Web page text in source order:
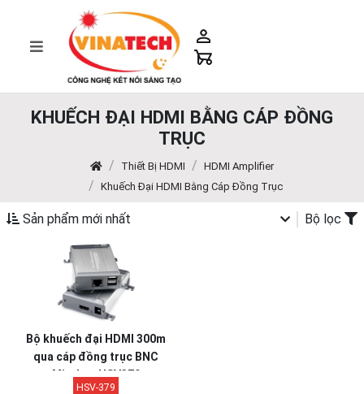
KHUẾCH ĐẠI HDMI BẰNG CÁP ĐỒNG
TRỤC
Thiết Bị HDMI
HDMI Amplifier
Khuếch Đại HDMI Bằng Cáp Đồng Trục
Sản phẩm mới nhất Bộ lọc
Bộ khuếch đại HDMI 300m
qua cáp đồng trục BNC
Mirabox HSV379
HSV-379